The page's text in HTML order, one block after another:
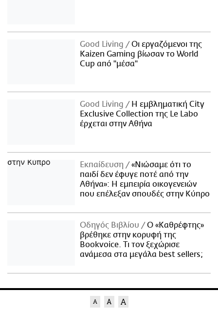
Good Living
Οι εργαζόμενοι της
Kaizen Gaming βίωσαν το World
Cup από "μέσα"
Good Living
Η εμβληματική City
Exclusive Collection της Le Labo
έρχεται στην Αθήνα
Εκπαίδευση
«Νιώσαμε ότι το
παιδί δεν έφυγε ποτέ από την
Αθήνα»: Η εμπειρία οικογενειών
που επέλεξαν σπουδές στην Κύπρο
Οδηγός Βιβλίου
Ο «Καθρέφτης»
βρέθηκε στην κορυφή της
Bookvoice. Τι τον ξεχώρισε
ανάμεσα στα μεγάλα best sellers;